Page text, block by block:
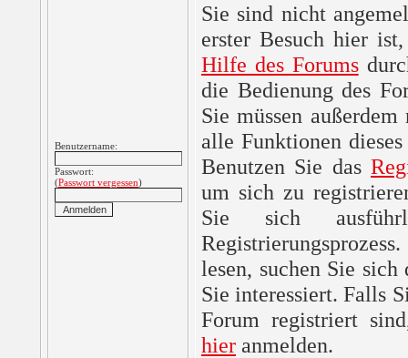
Benutzername:
Passwort:
(Passwort vergessen)
Sie sind nicht
erster Besuch hier
Hilfe des Forums
die Bedienung des
Sie müssen
alle Funktionen
Benutzen Sie das
um sich zu
Sie sich
lesen, suchen Sie sich
Sie interessiert. Falls
Forum registriert
hier anmelden.